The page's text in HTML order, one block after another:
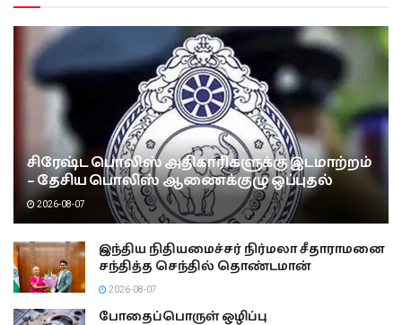
சிரேஷ்ட பொலிஸ் அதிகாரிகளுக்கு இடமாற்றம்
– தேசிய பொலிஸ் ஆணைக்குழு ஒப்புதல்
2026-08-07
இந்திய நிதியமைச்சர் நிர்மலா சீதாராமனை
சந்தித்த செந்தில் தொண்டமான்
2026-08-07
போதைப்பொருள் ஒழிப்பு